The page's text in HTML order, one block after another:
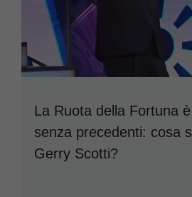
La Ruota della Fortuna
senza precedenti: cosa
Gerry Scotti?